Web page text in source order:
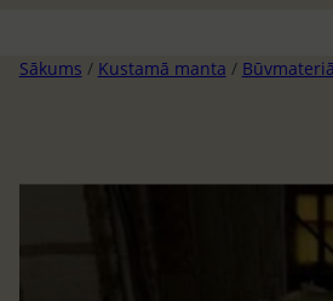
Sākums / Kustamā manta /